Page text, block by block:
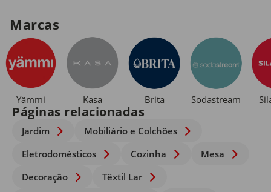
Marcas
Yämmi Kasa Brita Sodastream
Páginas relacionadas
Jardim
Mobiliário e Colchões
Eletrodomésticos
Cozinha
Mesa
Decoração
Têxtil Lar